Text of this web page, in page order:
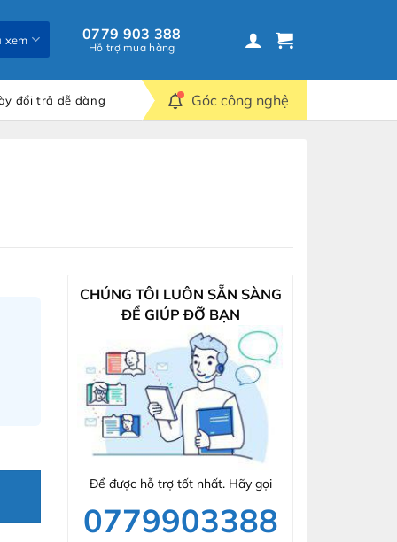
xem 0779 903 388
Hỗ trợ mua hàng
đổi trả dễ dàng Góc công nghệ
CHÚNG TÔI LUÔN SẴN SÀNG
ĐỂ GIÚP ĐỠ BẠN
Để được hỗ trợ tốt nhất. Hãy gọi
0779903388